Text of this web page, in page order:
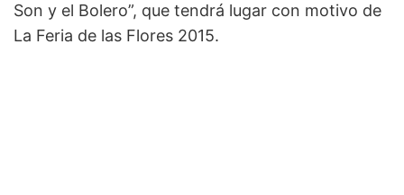
Son y el Bolero”, que tendrá lugar con motivo de
La Feria de las Flores 2015.